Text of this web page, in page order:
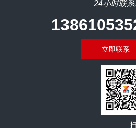
24小时联
立即联系